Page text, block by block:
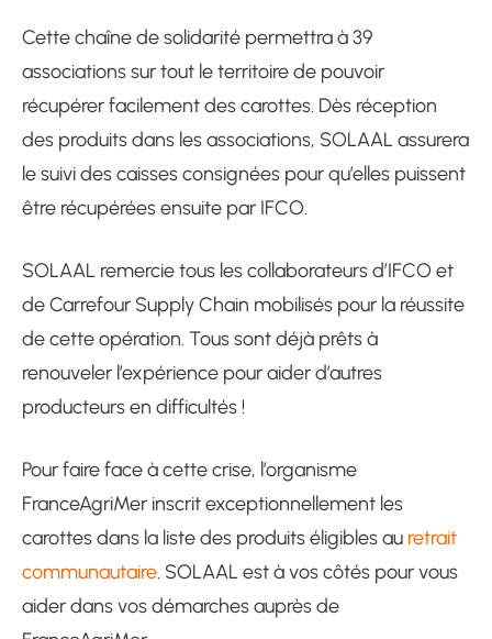
Cette chaîne de solidarité permettra à 39
associations sur tout le territoire de pouvoir
récupérer facilement des carottes. Dès réception
des produits dans les associations, SOLAAL assurera
le suivi des caisses consignées pour qu’elles puissent
être récupérées ensuite par IFCO.
SOLAAL remercie tous les collaborateurs d’IFCO et
de Carrefour Supply Chain mobilisés pour la réussite
de cette opération. Tous sont déjà prêts à
renouveler l’expérience pour aider d’autres
producteurs en difficultés !
Pour faire face à cette crise, l’organisme
FranceAgriMer inscrit exceptionnellement les
carottes dans la liste des produits éligibles au retrait
communautaire. SOLAAL est à vos côtés pour vous
aider dans vos démarches auprès de